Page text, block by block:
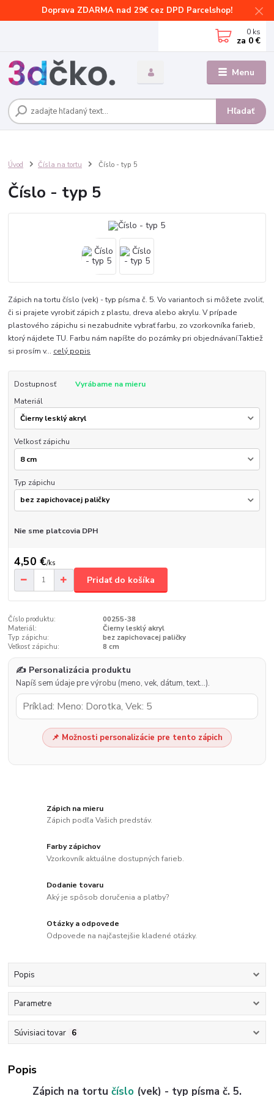
Doprava ZDARMA nad 29€ cez DPD Parcelshop!
Menu
Hľadať
0 ks
za 0 €
Úvod Čísla na tortu Číslo - typ 5
Číslo - typ 5
Zápich na tortu číslo (vek) - typ písma č. 5. Vo variantoch si môžete zvoliť,
či si prajete vyrobiť zápich z plastu, dreva alebo akrylu. V prípade
plastového zápichu si nezabudnite vybrať farbu, zo vzorkovníka farieb,
ktorý nájdete TU. Farbu nám napíšte do pozámky pri objednávaní.Taktiež
si prosím v... celý popis
Dostupnosť
Vyrábame na mieru
Materiál
Veľkosť zápichu
Typ zápichu
Nie sme platcovia DPH
4,50 €/ks
Pridať do košíka
Číslo produktu:
00255-38
Materiál:
Čierny lesklý akryl
Typ zápichu:
bez zapichovacej paličky
Veľkosť zápichu:
8 cm
✍️ Personalizácia produktu
Napíš sem údaje pre výrobu (meno, vek, dátum, text…).
📌 Možnosti personalizácie pre tento zápich
Zápich na mieru
Zápich podľa Vašich predstáv.
Farby zápichov
Vzorkovník aktuálne dostupných farieb.
Dodanie tovaru
Aký je spôsob doručenia a platby?
Otázky a odpovede
Odpovede na najčastejšie kladené otázky.
Popis
Parametre
Súvisiaci tovar 6
Popis
Zápich na tortu číslo (vek) - typ písma č. 5.